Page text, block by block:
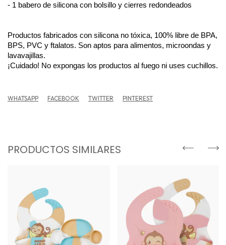
- 1 babero de silicona con bolsillo y cierres redondeados
Productos fabricados con silicona no tóxica, 100% libre de BPA,
BPS, PVC y ftalatos. Son aptos para alimentos, microondas y
lavavajillas.
¡Cuidado! No expongas los productos al fuego ni uses cuchillos.
WHATSAPP FACEBOOK TWITTER PINTEREST
PRODUCTOS SIMILARES